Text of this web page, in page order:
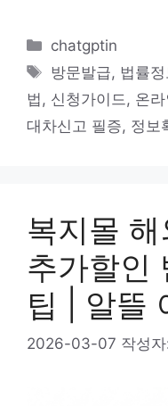
카
테
고
리
chatgptin
태
그
방문발급, 법률정
법 , 신청가이드 , 온
대차신고 필증, 정보
복지몰
추가할인
팁 | 알뜰
2026-03-07 작성